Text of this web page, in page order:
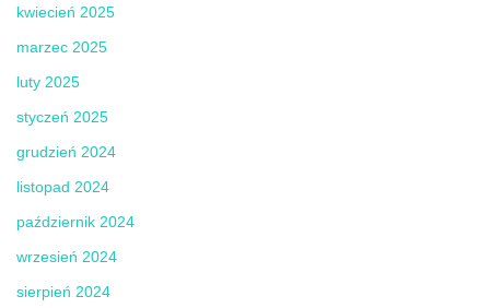
kwiecień 2025
marzec 2025
luty 2025
styczeń 2025
grudzień 2024
listopad 2024
październik 2024
wrzesień 2024
sierpień 2024